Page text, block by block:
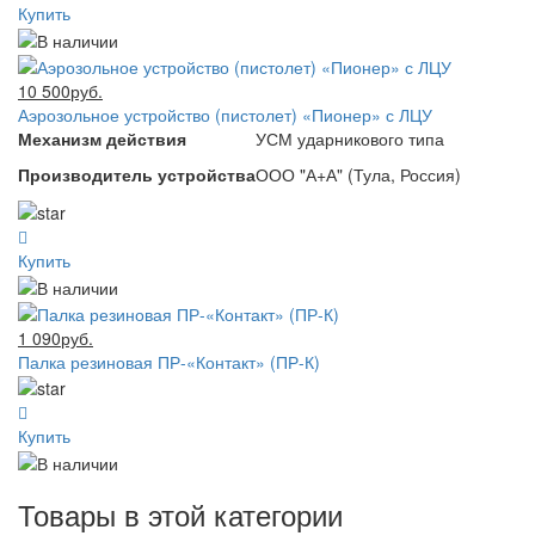
Купить
10 500руб.
Аэрозольное устройство (пистолет) «Пионер» с ЛЦУ
Механизм действия
УСМ ударникового типа
Производитель устройстваООО "А+А" (Тула, Россия)
Купить
1 090руб.
Палка резиновая ПР-«Контакт» (ПР-К)
Купить
Товары в этой категории